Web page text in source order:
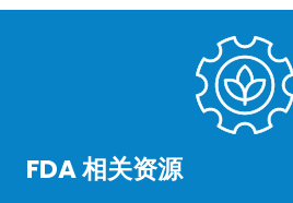
FDA 相关资源